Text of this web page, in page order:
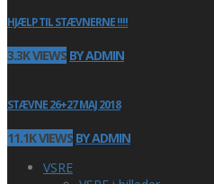
HJÆLP TIL STÆVNERNE !!!!
3.3K VIEWS BY ADMIN
STÆVNE 26+27 MAJ 2018
11.1K VIEWS BY ADMIN
VSRE